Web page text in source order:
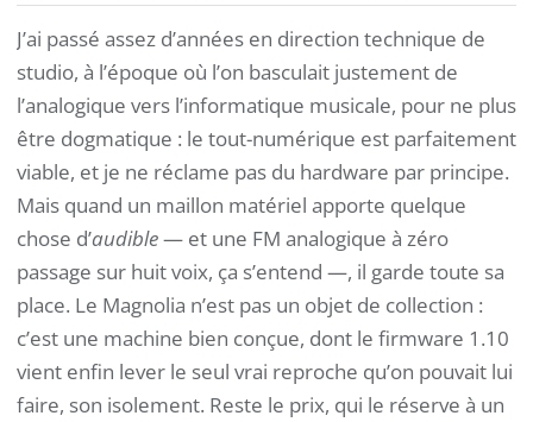
J’ai passé assez d’années en direction technique de
studio, à l’époque où l’on basculait justement de
l’analogique vers l’informatique musicale, pour ne plus
être dogmatique : le tout-numérique est parfaitement
viable, et je ne réclame pas du hardware par principe.
Mais quand un maillon matériel apporte quelque
chose d’audible— et une FM analogique à zéro
passage sur huit voix, ça s’entend —, il garde toute sa
place. Le Magnolia n’est pas un objet de collection :
c’est une machine bien conçue, dont le firmware 1.10
vient enfin lever le seul vrai reproche qu’on pouvait lui
faire, son isolement. Reste le prix, qui le réserve à un